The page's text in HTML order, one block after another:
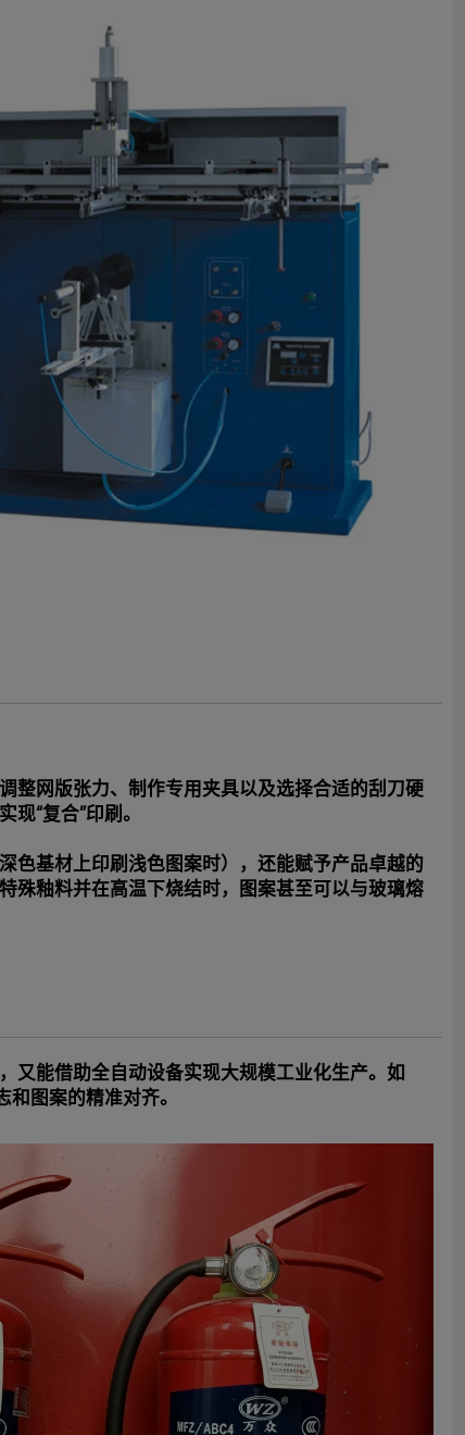
整网版张力、制作专用夹具以及选择合适的刮刀硬
“复合”印刷。
色基材上印刷浅色图案时），还能赋予产品卓越的
殊釉料并在高温下烧结时，图案甚至可以与玻璃熔
又能借助全自动设备实现大规模工业化生产。如
图案的精准对齐。